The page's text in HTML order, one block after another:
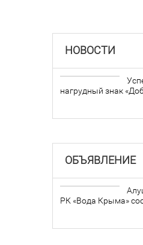
НОВОСТИ
нагрудный знак
ОБЪЯВЛЕНИЕ
РК «Вода Крыма»